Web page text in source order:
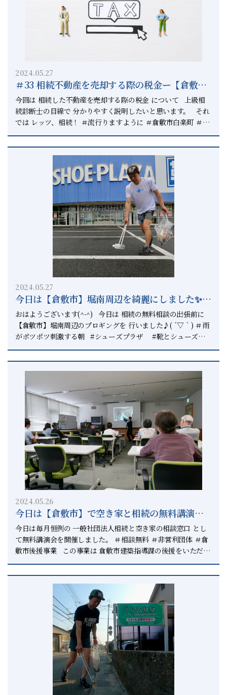
から夕方まで1日がかりで行われます。 金庫の中身やタンスの
でも「名義預金」が挙げられ その辺りを特に指摘されます。
ます。 そういった偽造をした場合は 重加算税という重い罰金
が課される可能性が ありますので、絶対にしないで下さい。
弊社は、先々の相続の事を考えて どのように手続きを進めた方
がいいかを ご案内しています。 それは上級相続診断士という
相続のプロだから先々を見据えた 案内が出来ます。 相続は大
かもしれません。 相続診断士協会の中で 岡山県で唯一のパー
トナー事務所です。
↓↓↓↓↓↓↓↓↓↓↓↓↓↓↓↓↓↓↓↓ 相続円満相談室
行政書士 内川 良太郎｜一般社団法人 相続診断協会 相続円
らお伺いして相談に乗ってます。 ＃お客様のご事情に合わせて
あればお伺いします。 これこそやらない理由を考える暇があ
があるとすれば 時間的に無理なことがあります。 ＃不動産の
仕事もしていて ＃時間に限りがあるので おかげさまで無料相
お役に立てるように頑張ります。 それが相続円満相談室のこ
だわりです。 相続診断士協会の中で 岡山県で唯一のパートナ
ー事務所です。 ↓↓↓↓↓↓↓↓↓↓↓↓↓↓↓↓↓↓↓↓
相続診断士 内川良太郎 相続円満相談室では 事務所に来れな
い事情がある場合には こちらからお伺いして相談に乗ってま
ご相談はこちらへ 【不動産売却のことは正直不動産
動産の売却はこちら 【相続を円満に解決したい方は相続円満
相談室へ】
↓↓↓↓↓↓↓↓↓↓↓↓↓↓↓↓↓↓↓↓↓↓↓↓↓ 相続を
一つの窓口で相談出来る相談窓口 【岡山県で唯一の上級相続
診断士の行政書士】
↓↓↓↓↓↓↓↓↓↓↓↓↓↓↓↓↓↓↓↓↓↓↓ 上級相続診
断士 内川良太郎 相続円満相談室では 相続を円満に解決させ
るため 相続のコンサルタントとして ご案内させていただきま
す。 【倉敷市】や【総社市】で 相続のことなら相続円満相談
室へご相談ください。 ▽▲▽▲▽▲▽▲▽▲▽▲▽▲▽ お問
い合わせはこちらまで ↓↓↓↓↓↓↓↓↓↓↓↓↓↓↓
086−442−9558 ▽▲▽▲▽▲▽▲▽▲▽▲▽▲▽
2024.05.27
＃33 相続不動産を売却する際の税金ー【倉敷
市】と【総社市】の相続コンサルタントー
今回は 相続した不動産を売却する際の税金 について 上級相
続診断士の目線で 分かりやすく説明したいと思います。 それ
では レッツ、相続！ ＃流行りますように ＃倉敷市白楽町 ＃相
続専門行政書士 ＃相続診断士 ＃上級相続診断士 分からない
ことがあれば 相続円満相談室へご相談ください。 ーーーー
ーーーーーーーーーーーーーー 相続した不動産売却をする際
産を売却すると ◯相続税 ◯印紙税 ◯譲渡所得税 ◯住民税 ◯
復興特別取得税 この５つの費用が掛かってきます。 ＃相続税
は基礎控除額を超えた時だけ ーーーーーーー 相続税とは
ーーーーーーー 被相続人が亡くなり 個人が所有する財産を 相
続する際にかかってくる税金です。 ◯不動産 ◯預貯金
◯株・投資信託 ◯賃貸収入 ◯借金・ローン これらの財
ることになります。 相続の開始を知った日の翌日から 10か月
以内に相続税の申告を税務署に する必要があります。 延納・
物納をする場合でも 10か月以内に税務署に申告する 必要があ
ります。 ＃10か月以内に申告しておかないと ＃後からはどう
しようもなくなる ーーーーーーー 印紙税とは ーーーーー
ーー 印紙税は 不動産などの高価なものを売買する際は 契約書
や領収書に印紙税が発生します。 ＃売買金額に応じて印紙税が
変わるよ ーーーーーーーーーーー 復興特別取得税とは ー
年)まで 所得税に対し2.1%が加算されます。 ＃所得税に対して
ーーーーーー 譲渡所得税は 相続した不動産を売却した際の税
金です。 不動産の所有期間５年所有したかどうかで 譲渡所得
税は大きく異なります。 ５年以下（短期所得税）→30％
５年超え（長期所得税）→15％ ＃５年以上持ってた方が得だよ
産を売却した際の税金です。 不動産の所有期間５年所有した
かどうかで 譲渡所得税は大きく異なります。 ５年以下（短
期所得税）→9％ ５年超え（長期所得税）→5％ ＃５年以上
持ってた方が得だよ ＃譲渡所得税と合わせて考えてね ＃５年
所有するかどうかで税金が倍違う ーーーーー まとめ ーー
ーーー 今回は 相続した不動産を売却する際の税金 について説
明しました。 ＃相続した不動産をどうするのか ＃事前に家族
で話し合っておいて欲しい ＃子供が困る姿を親は望んで無いか
ら 相続のご相談は 相続のことに詳しい専門家に 相談するこ
とをオススメします！ ＃知識が多い専門家へ相談しよう ＃家
ある知識の提供を心掛けています。 正しい知識が無いと 家族
同士で揉めてしまう原因を生んで 人生の終盤に嫌な思いをしま
族の関係だよ ＃みんな感情があるのは分かるけどね 人生終盤
の大切なことだからこそ 相続の正しい知識を付けてください！
知識は、あなたと家族の未来を助けます！ 相続専門行政書士
からは、以上で〜す！ ☆*ﾟ ゜ﾟ*☆*ﾟ ゜ﾟ*☆*ﾟ ゜ﾟ*☆*ﾟ ゜ﾟ
539-1古城ビルA棟101 TEL 086-442-9558 FAX
086−442−9448 MAIL souzoku@mx4.kct.ne.jp
*☆*:;;;:*☆*:;;;:*☆*:;;;:*☆*:;;;:☆*:;;;:
2024.05.27
今日は【倉敷市】堀南周辺を綺麗にしました✨ー
【倉敷市】と【総社市】の相続の無料相談は相
続円満相談室へー
おはようございます(^-^) 今日は 相続の無料相談の出張前に
【倉敷市】堀南周辺のプロギングを 行いました♪( ´▽｀) ＃雨
がポツポツ刺激する朝 #シューズプラザ #靴とシューズの
お店 #プロギング #プロギングシティ #plogging
#ploggingcity #プロギング倉敷 #倉敷 #総社 #正直不
動産 #相続円満相談室 #相続診断士 #上級相続診断士 #い
す。 （現物分割） 不動産が複数ある場合その不動産を そのま
ま現物として分ける方法です。 （換価分割） 不動産を売却し
てお金を換えたものを お金として分割する方法です。 （代償
分割） 不動産を相続した人がその他の相続人に 権利の代わり
のお金を払う方法です。 （共有分割） 不動産を相続人で共有
名義にして 相続する方法です。 この遺産分割方法にはそれぞ
める可能性が 高い相続財産です。 相続する際には ぜひ相続の
プロにご相談される事を オススメいたします。 まずはどうい
った財産があるかも含めて まずは相続円満相談室にご相談くだ
さい。 上級相続診断士として ご家族みなさんのお気持ちはも
ちろん 相続税や相続登記、相続放棄のことも 含めてしっかり
ヒアリングを行い 深く相続相談のアドバイスを行っています。
相続円満相談室は 相続って、どこに相談したらいいの？ と不
安な方のためにあります。 ただ相続に関して私には考えがあ
社市で相続の事を聞きたい時は 相続円満相談室へ相談くださ
士 内川良太郎 相続円満相談室では 事務所に来れない事情が
ある場合には こちらからお伺いして相談に乗ってます。 ＃お
客様のご事情に合わせて お年寄りの方などが施設に入ってい
2024.05.26
今日は【倉敷市】で空き家と相続の無料講演会
を開催しましたー【倉敷市】と【総社市】の空
き家のことも相続円満相談室へー
今日は毎月恒例の 一般社団法人相続と空き家の相談窓口 とし
て無料講演会を開催しました。 ＃相談無料 ＃非営利団体 ＃倉
敷市後援事業 この事業は 倉敷市建築指導課の後援をいただき
毎月開催しています。 【講演会を開催しました】 5月26日
(日)14時〜16時に くらしき健康福祉プラザで 空き家と相続の無
料後援会を開催しました。 今回は ・相続であった実際のトラ
を行いました。 前半は 相続円満相談室の私が行政書士として
相続の実際のトラブル事例をお示しして 相続のことについてお
話ししました。 今回お話ししたのは 相続のトラブルになる原
た認識をしたがために 大きなトラブルに発展したという 事例
の話をしました。 この話の大事なポイントは ・誰が相続人な
のかを調査する ・どんな財産があるのかを調査する この２点
が分からなければ 目的地まで辿り着くことは出来ません。 な